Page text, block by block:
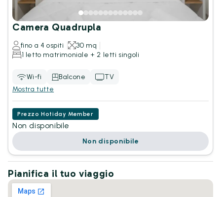
Camera Quadrupla
fino a 4 ospiti
30 mq
1 letto matrimoniale + 2 letti singoli
Wi-fi Balcone
TV
Mostra tutte
Prezzo Hotiday Member
Non disponibile
Non disponibile
Pianifica il tuo viaggio